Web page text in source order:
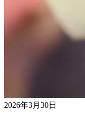
2026年3月30日